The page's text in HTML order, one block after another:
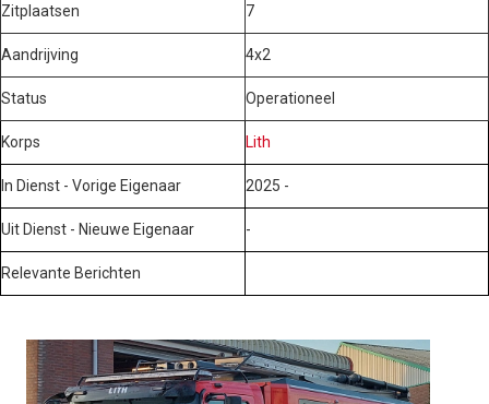
Zitplaatsen 7
Aandrijving 4x2
Status Operationeel
Korps Lith
In Dienst - Vorige Eigenaar 2025 -
Uit Dienst - Nieuwe Eigenaar -
Relevante Berichten